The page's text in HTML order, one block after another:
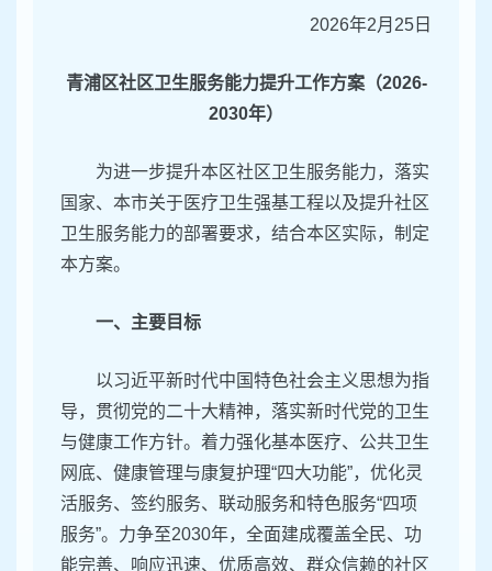
2026年2月25日
青浦区社区卫生服务能力提升工作方案（2026-
2030年）
为进一步提升本区社区卫生服务能力，落实
国家、本市关于医疗卫生强基工程以及提升社区
卫生服务能力的部署要求，结合本区实际，制定
本方案。
一、主要目标
以习近平新时代中国特色社会主义思想为指
导，贯彻党的二十大精神，落实新时代党的卫生
与健康工作方针。着力强化基本医疗、公共卫生
网底、健康管理与康复护理“四大功能”，优化灵
活服务、签约服务、联动服务和特色服务“四项
服务”。力争至2030年，全面建成覆盖全民、功
能完善、响应迅速、优质高效、群众信赖的社区